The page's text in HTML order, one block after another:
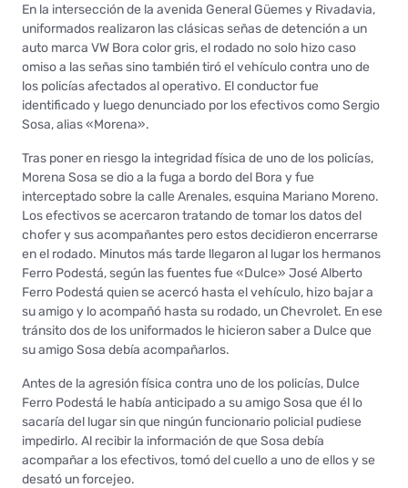
En la intersección de la avenida General Güemes y Rivadavia,
uniformados realizaron las clásicas señas de detención a un
auto marca VW Bora color gris, el rodado no solo hizo caso
omiso a las señas sino también tiró el vehículo contra uno de
los policías afectados al operativo. El conductor fue
identificado y luego denunciado por los efectivos como Sergio
Sosa, alias «Morena».
Tras poner en riesgo la integridad física de uno de los policías,
Morena Sosa se dio a la fuga a bordo del Bora y fue
interceptado sobre la calle Arenales, esquina Mariano Moreno.
Los efectivos se acercaron tratando de tomar los datos del
chofer y sus acompañantes pero estos decidieron encerrarse
en el rodado. Minutos más tarde llegaron al lugar los hermanos
Ferro Podestá, según las fuentes fue «Dulce» José Alberto
Ferro Podestá quien se acercó hasta el vehículo, hizo bajar a
su amigo y lo acompañó hasta su rodado, un Chevrolet. En ese
tránsito dos de los uniformados le hicieron saber a Dulce que
su amigo Sosa debía acompañarlos.
Antes de la agresión física contra uno de los policías, Dulce
Ferro Podestá le había anticipado a su amigo Sosa que él lo
sacaría del lugar sin que ningún funcionario policial pudiese
impedirlo. Al recibir la información de que Sosa debía
acompañar a los efectivos, tomó del cuello a uno de ellos y se
desató un forcejeo.